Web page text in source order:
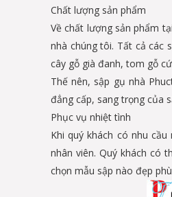
Chất lượng sản phẩm
Về chất lượng sản phẩm
nhà chúng tôi. Tất cả các
cây gỗ già đanh, tom gỗ
Thế nên, sập gụ nhà
đẳng cấp, sang trọng của
Phục vụ nhiệt tình
Khi quý khách có nhu
nhân viên. Quý khách có
chọn mẫu sập nào đẹp